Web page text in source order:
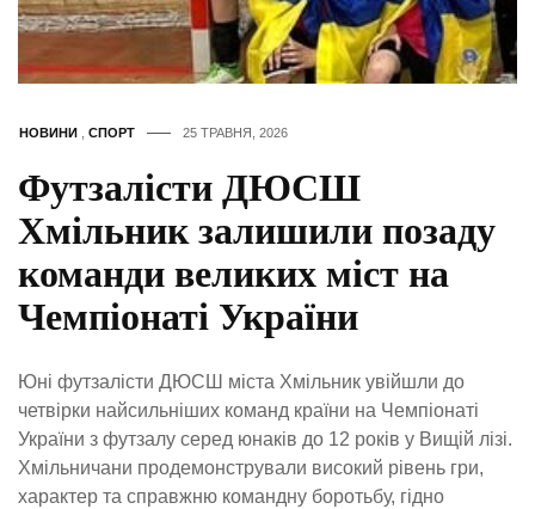
НОВИНИ СПОРТ 25 ТРАВНЯ, 2026
Футзалісти ДЮСШ
Хмільник залишили позаду
команди великих міст на
Чемпіонаті України
Юні футзалісти ДЮСШ міста Хмільник увійшли до
четвірки найсильніших команд країни на Чемпіонаті
України з футзалу серед юнаків до 12 років у Вищій лізі.
Хмільничани продемонстрували високий рівень гри,
характер та справжню командну боротьбу, гідно